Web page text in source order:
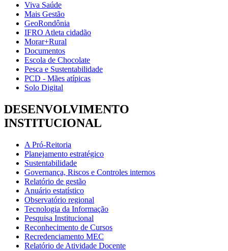
Viva Saúde
Mais Gestão
GeoRondônia
IFRO Atleta cidadão
Morar+Rural
Documentos
Escola de Chocolate
Pesca e Sustentabilidade
PCD - Mães atípicas
Solo Digital
DESENVOLVIMENTO
INSTITUCIONAL
A Pró-Reitoria
Planejamento estratégico
Sustentabilidade
Governança, Riscos e Controles internos
Relatório de gestão
Anuário estatístico
Observatório regional
Tecnologia da Informação
Pesquisa Institucional
Reconhecimento de Cursos
Recredenciamento MEC
Relatório de Atividade Docente